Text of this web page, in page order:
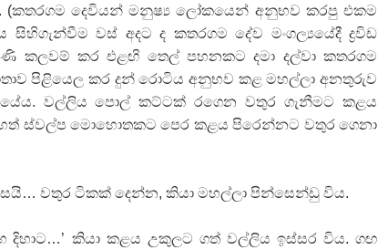
(කතරගම දෙවියන් මනුෂ්‍ය ලෝකයෙන් අනුභව කරපු එකම
වස් අදට ද කතරගම දේව මංගල්‍යයේදී ද්‍රවිඩ
කලවම් කර එළඟි තෙල් පහනකට දමා දල්වා කතරගම
පිළියෙල කර දුන් රොටිය අනුභව කළ මහල්ලා අනතුරුව
වල්ලිය පොල් කට්ටක් රගෙන වතුර ගැනීමට කළය
ස්වල්ප මොහොතකට පෙර කළය පිරෙන්නට වතුර ගෙනා
වතුර ටිකක් දෙන්න, කියා මහල්ලා පින්සෙන්ඩු විය.
දිහාට…’ කියා කළය උකුලට ගත් වල්ලිය ඉස්සර විය. ගඟ